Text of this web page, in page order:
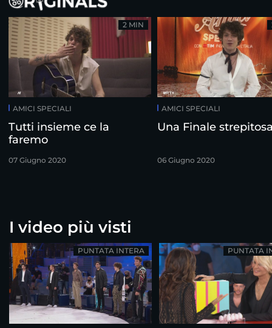
AMICI SPECIALI
Tutti insieme ce la
faremo
07 Giugno 2020
2 MIN
AMICI SPECIALI
Una Finale
06 Giugno 2020
I video più visti
PUNTATA INTERA PUNTATA